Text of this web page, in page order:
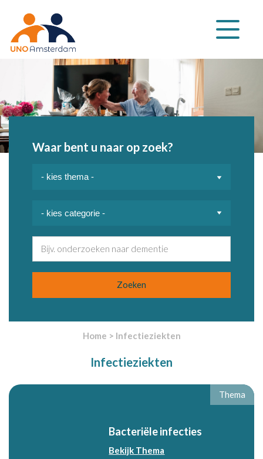
Klap
navigatie
Waar bent u naar op zoek?
Home > Infectieziekten
Infectieziekten
Bacteriële infecties
Bekijk Thema
Thema